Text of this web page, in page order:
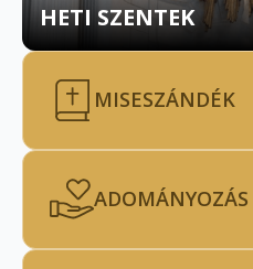
HETI SZENTEK
MISESZÁNDÉK
ADOMÁNYOZÁS